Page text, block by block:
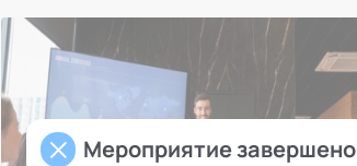
Мероприятие завершено